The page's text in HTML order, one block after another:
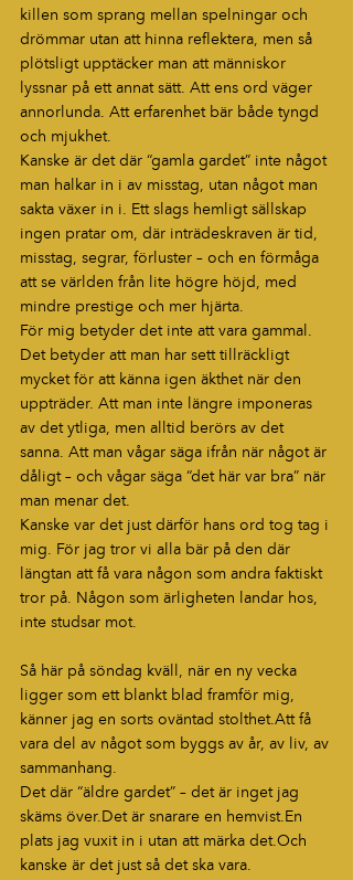
killen som sprang mellan spelningar och
drömmar utan att hinna reflektera, men så
plötsligt upptäcker man att människor
lyssnar på ett annat sätt. Att ens ord väger
annorlunda. Att erfarenhet bär både tyngd
och mjukhet.
Kanske är det där “gamla gardet” inte något
man halkar in i av misstag, utan något man
sakta växer in i. Ett slags hemligt sällskap
ingen pratar om, där inträdeskraven är tid,
misstag, segrar, förluster – och en förmåga
att se världen från lite högre höjd, med
mindre prestige och mer hjärta.
För mig betyder det inte att vara gammal.
Det betyder att man har sett tillräckligt
mycket för att känna igen äkthet när den
uppträder. Att man inte längre imponeras
av det ytliga, men alltid berörs av det
sanna. Att man vågar säga ifrån när något är
dåligt – och vågar säga “det här var bra” när
man menar det.
Kanske var det just därför hans ord tog tag i
mig. För jag tror vi alla bär på den där
längtan att få vara någon som andra faktiskt
tror på. Någon som ärligheten landar hos,
inte studsar mot.
Så här på söndag kväll, när en ny vecka
ligger som ett blankt blad framför mig,
känner jag en sorts oväntad stolthet.Att få
vara del av något som byggs av år, av liv, av
sammanhang.
Det där “äldre gardet” – det är inget jag
skäms över.Det är snarare en hemvist.En
plats jag vuxit in i utan att märka det.Och
kanske är det just så det ska vara.